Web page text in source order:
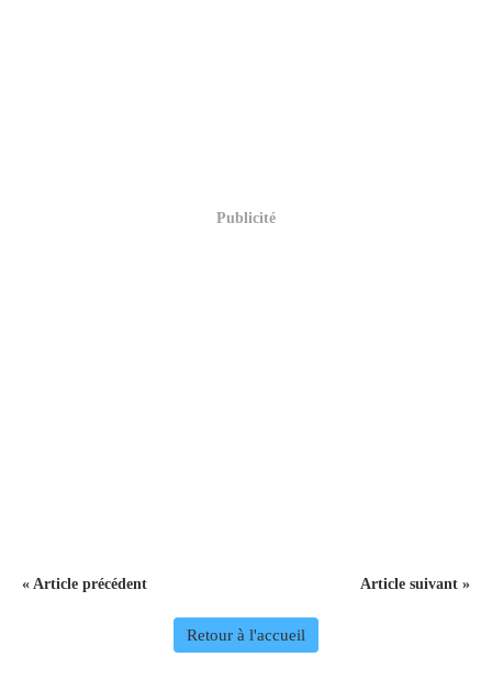
Publicité
« Article précédent Article suivant »
Retour à l'accueil